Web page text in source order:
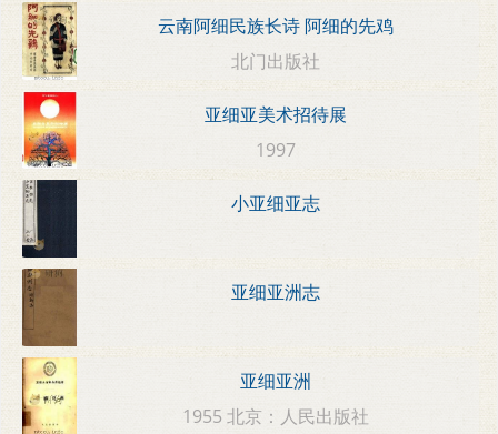
云南阿细民族长诗 阿细的先鸡
北门出版社
亚细亚美术招待展
1997
小亚细亚志
亚细亚洲志
亚细亚洲
1955 北京：人民出版社